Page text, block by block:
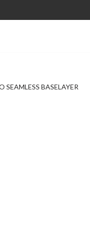
SEAMLESS BASELAYER